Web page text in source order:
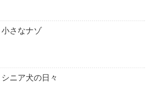
小さなナゾ
シニア犬の日々